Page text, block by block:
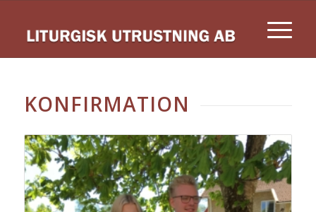
KONFIRMATION